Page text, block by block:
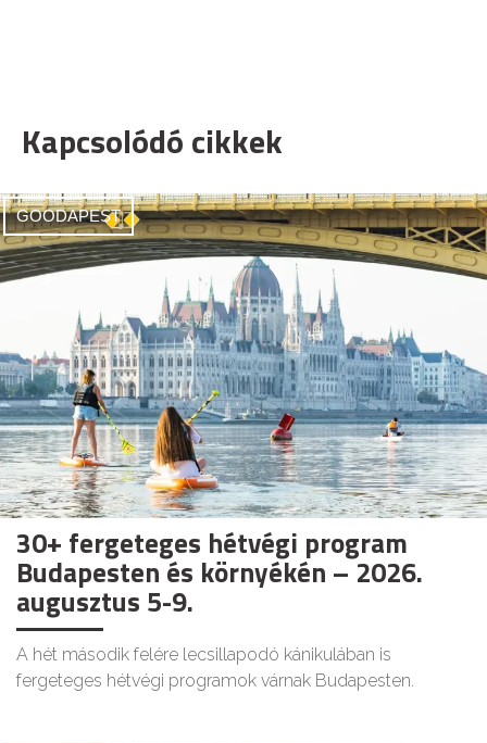
Kapcsolódó cikkek
GOODAPEST
30+ fergeteges hétvégi program
Budapesten és környékén – 2026.
augusztus 5-9.
A hét második felére lecsillapodó kánikulában is
fergeteges hétvégi programok várnak Budapesten.